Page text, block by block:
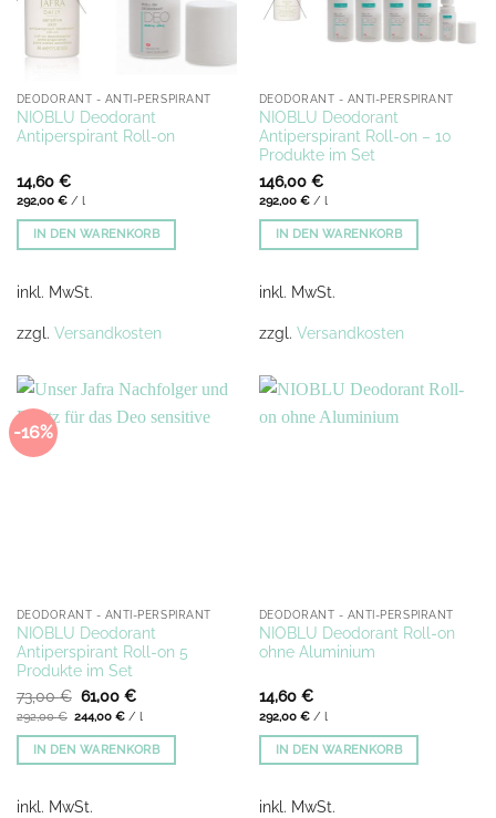
DEODORANT - ANTI-PERSPIRANT
NIOBLU Deodorant
Antiperspirant Roll-on
14,60 €
292,00 €/ l
IN DEN WARENKORB
inkl. MwSt.
zzgl. Versandkosten
DEODORANT - ANTI-PERSPIRANT
NIOBLU Deodorant
Antiperspirant Roll-on – 10
Produkte im Set
146,00 €
292,00 €/ l
IN DEN WARENKORB
inkl. MwSt.
zzgl. Versandkosten
-16%
DEODORANT - ANTI-PERSPIRANT
NIOBLU Deodorant
Antiperspirant Roll-on 5
Produkte im Set
73,00€ Ursprünglicher
Preis
war:
73,00 €
61,00 €Aktueller
Preis
ist:
61,00 €.
292,00€ 244,00€ / l
IN DEN WARENKORB
inkl. MwSt.
DEODORANT - ANTI-PERSPIRANT
NIOBLU Deodorant Roll-on
ohne Aluminium
14,60 €
292,00 €/ l
IN DEN WARENKORB
inkl. MwSt.